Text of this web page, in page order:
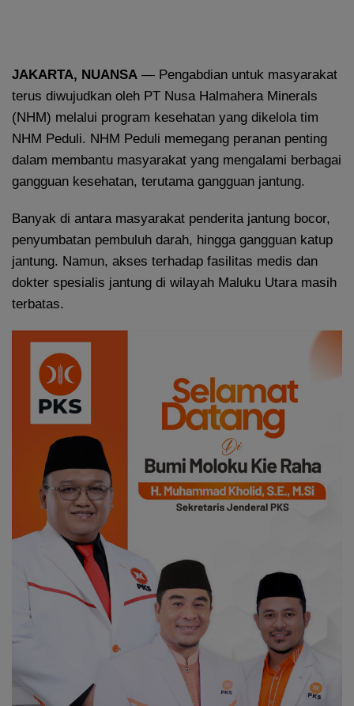
JAKARTA, NUANSA — Pengabdian untuk masyarakat
terus diwujudkan oleh PT Nusa Halmahera Minerals
(NHM) melalui program kesehatan yang dikelola tim
NHM Peduli. NHM Peduli memegang peranan penting
dalam membantu masyarakat yang mengalami berbagai
gangguan kesehatan, terutama gangguan jantung.
Banyak di antara masyarakat penderita jantung bocor,
penyumbatan pembuluh darah, hingga gangguan katup
jantung. Namun, akses terhadap fasilitas medis dan
dokter spesialis jantung di wilayah Maluku Utara masih
terbatas.